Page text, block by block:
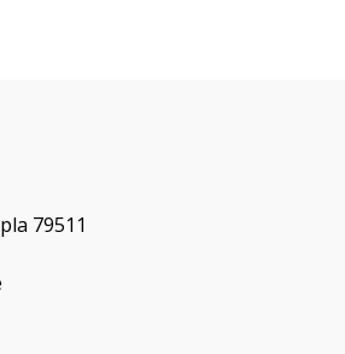
79511